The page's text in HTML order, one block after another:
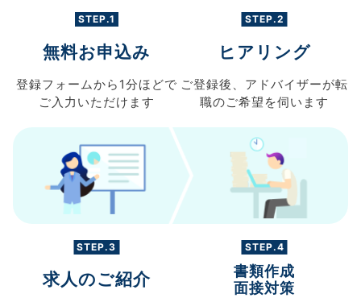
STEP.1
無料お申込み
登録フォームから 1分ほどで
ご入力 いただけます
STEP.2
ヒアリング
ご登録後、 アドバイザーが転
職のご希望を伺います
STEP.3
求人のご紹介
STEP.4
書類作成
面接対策